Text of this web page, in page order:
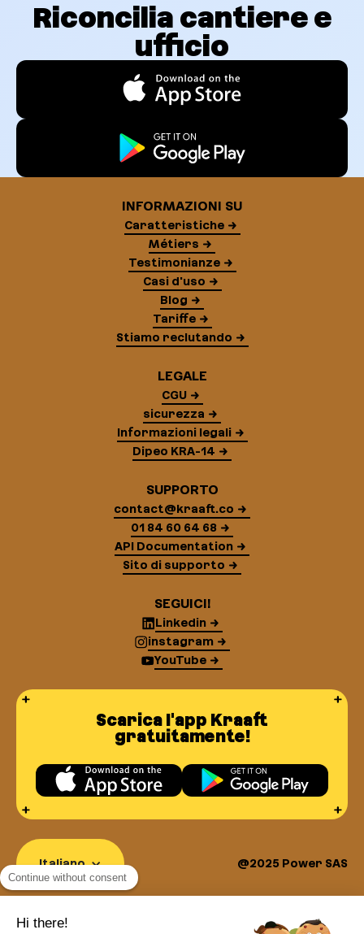
Riconcilia cantiere e
ufficio
INFORMAZIONI SU
Caratteristiche
Métiers
Testimonianze
Casi d'uso
Blog
Tariffe
Stiamo reclutando
LEGALE
CGU
sicurezza
Informazioni legali
Dipeo KRA-14
SUPPORTO
contact@kraaft.co
01 84 60 64 68
API Documentation
Sito di supporto
SEGUICI!
Linkedin
instagram
YouTube
Scarica l'app Kraaft
gratuitamente!
Italiano @2025 Power SAS
Continue without consent
Hi there!